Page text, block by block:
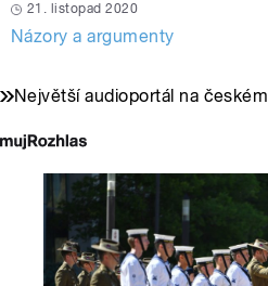
21. listopad 2020
Názory a argumenty
Největší audioportál na